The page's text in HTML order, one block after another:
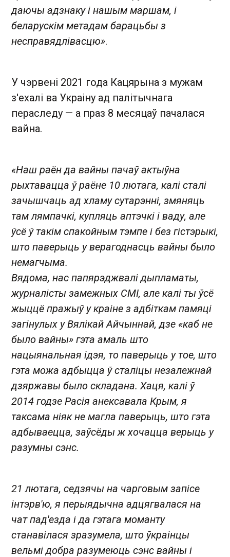
даючы адзнаку і нашым маршам, і
беларускім метадам барацьбы з
несправядлівасцю».
У чэрвені 2021 года Кацярына з мужам
з'ехалі ва Украіну ад палітычнага
пераследу — а праз 8 месяцаў пачалася
вайна.
«Наш раён да вайны пачаў актыўна
рыхтавацца ў раёне 10 лютага, калі сталі
зачышчаць ад хламу сутарэнні, змяняць
там лямпачкі, купляць аптэчкі і ваду, але
ўсё ў такім спакойным тэмпе і без гістэрыкі,
што паверыць у верагоднасць вайны было
немагчыма.
Вядома, нас папярэджвалі дыпламаты,
журналісты замежных СМІ, але калі ты ўсё
жыццё пражыў у краіне з адбіткам памяці
загінулых у Вялікай Айчыннай, дзе «каб не
было вайны» гэта амаль што
нацыянальная ідэя, то паверыць у тое, што
гэта можа адбыцца ў сталіцы незалежнай
дзяржавы было складана. Хаця, калі ў
2014 годзе Расія анексавала Крым, я
таксама ніяк не магла паверыць, што гэта
адбываецца, заўсёды ж хочацца верыць у
разумны сэнс.
21 лютага, седзячы на ​​чарговым запісе
інтэрв'ю, я перыядычна адцягвалася на
чат пад'езда і да гэтага моманту
станавілася зразумела, што ўкраінцы
вельмі добра разумеюць сэнс вайны і